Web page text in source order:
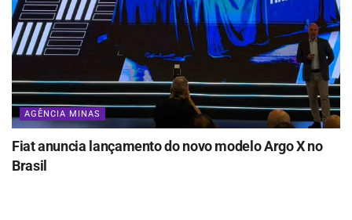
AGÊNCIA MINAS
Fiat anuncia lançamento do novo modelo Argo X no
Brasil